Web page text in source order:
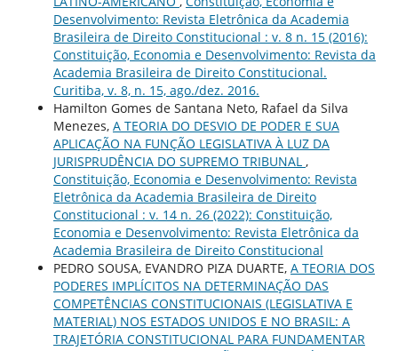
Desenvolvimento: Revista Eletrônica da Academia
Brasileira de Direito Constitucional : v. 8 n. 15 (2016):
Constituição, Economia e Desenvolvimento: Revista da
Academia Brasileira de Direito Constitucional.
Curitiba, v. 8, n. 15, ago./dez. 2016.
Hamilton Gomes de Santana Neto, Rafael da Silva
Menezes, A TEORIA DO DESVIO DE PODER E SUA
APLICAÇÃO NA FUNÇÃO LEGISLATIVA À LUZ DA
JURISPRUDÊNCIA DO SUPREMO TRIBUNAL ,
Constituição, Economia e Desenvolvimento: Revista
Eletrônica da Academia Brasileira de Direito
Constitucional : v. 14 n. 26 (2022): Constituição,
Economia e Desenvolvimento: Revista Eletrônica da
Academia Brasileira de Direito Constitucional
PEDRO SOUSA, EVANDRO PIZA DUARTE, A TEORIA DOS
PODERES IMPLÍCITOS NA DETERMINAÇÃO DAS
COMPETÊNCIAS CONSTITUCIONAIS (LEGISLATIVA E
MATERIAL) NOS ESTADOS UNIDOS E NO BRASIL: A
TRAJETÓRIA CONSTITUCIONAL PARA FUNDAMENTAR